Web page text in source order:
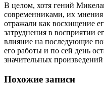
В целом, хотя гений
современниками, их
отражали как восхищение
затруднения в восприятии
влияние на последующие
его работы и по сей день
значительных
Похожие записи